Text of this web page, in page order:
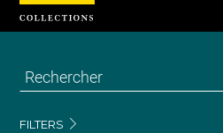
FILTERS
Cookies management panel